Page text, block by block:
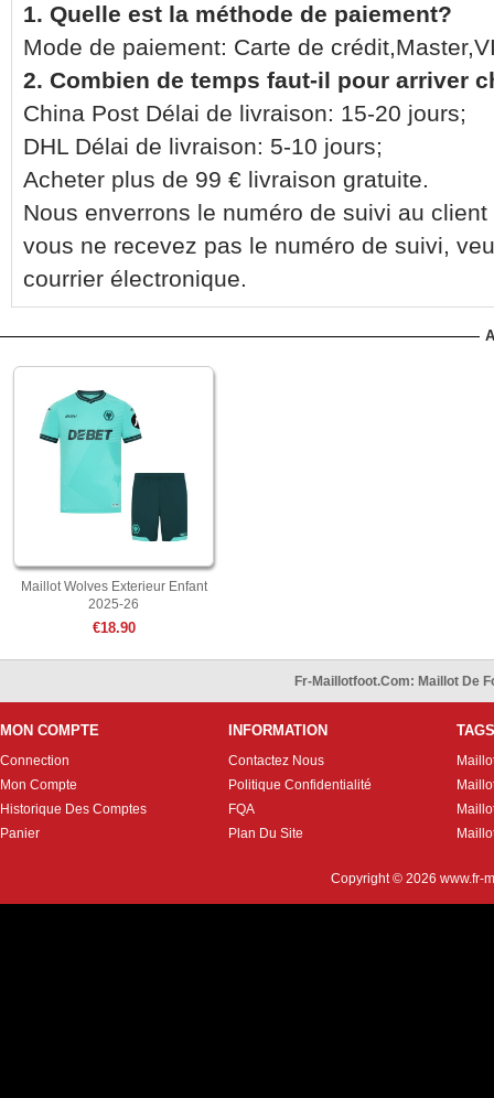
1. Quelle est la méthode de paiement?
Mode de paiement: Carte de
2. Combien de temps faut-il pour arriver
China Post Délai de livraison: 15-20 jours;
DHL Délai de livraison: 5-10 jours;
Acheter plus de 99 € livraison gratuite.
Nous enverrons le numéro de suivi au
vous ne recevez pas le numéro de suivi,
courrier électronique.
Maillot Wolves Exterieur Enfant
2025-26
€18.90
Fr-Maillotfoot.com: Maillot De
MON COMPTE
Connection
Mon Compte
Historique Des Comptes
Panier
INFORMATION
Contactez Nous
Politique Confidentialité
FQA
Plan Du Site
TAGS
Copyright © 2026 www.fr-